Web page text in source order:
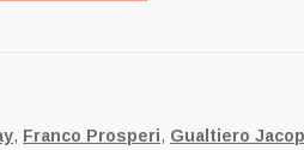
, Franco Prosperi, Gualtiero